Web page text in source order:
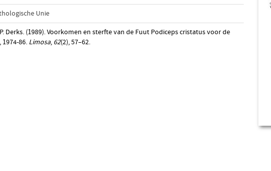
Unie
Derks. (1989). Voorkomen en sterfte van de Fuut Podiceps cristatus voor de
86. Limosa, 62(2), 57–62.